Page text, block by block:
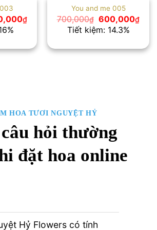
₫Giá
420,000₫.
You and me 005
700,000₫ Giá
gốc
là:
600,000₫Giá
Tiết kiệm: 14.3%
HOA TƯƠI NGUYỆT HỶ
hỏi thường
đặt hoa online
Hỷ Flowers có tính